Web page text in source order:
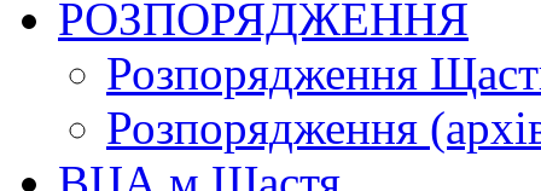
РОЗПОРЯДЖЕННЯ
Розпорядження
Розпорядження